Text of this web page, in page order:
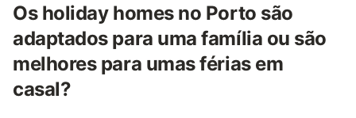
Os holiday homes no Porto são
adaptados para uma família ou são
melhores para umas férias em
casal?